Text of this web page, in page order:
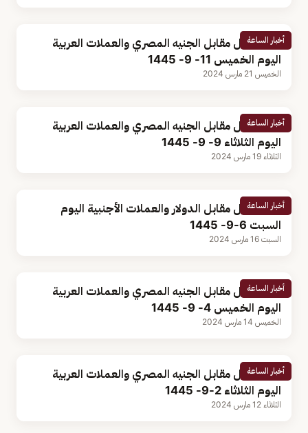
أخبار الساعة
سعر الريال مقابل الجنيه المصري والعملات العربية
اليوم الخميس 11- 9- 1445
الخميس 21 مارس 2024
أخبار الساعة
سعر الريال مقابل الجنيه المصري والعملات العربية
اليوم الثلاثاء 9- 9- 1445
الثلاثاء 19 مارس 2024
أخبار الساعة
سعر الريال مقابل الدولار والعملات الأجنبية اليوم
السبت 6-9- 1445
السبت 16 مارس 2024
أخبار الساعة
سعر الريال مقابل الجنيه المصري والعملات العربية
اليوم الخميس 4- 9- 1445
الخميس 14 مارس 2024
أخبار الساعة
سعر الريال مقابل الجنيه المصري والعملات العربية
اليوم الثلاثاء 2-9- 1445
الثلاثاء 12 مارس 2024